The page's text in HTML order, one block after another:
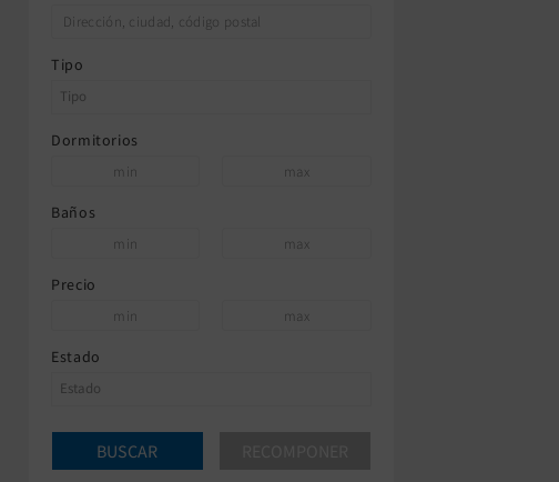
Tipo
Dormitorios
Baños
Precio
Estado